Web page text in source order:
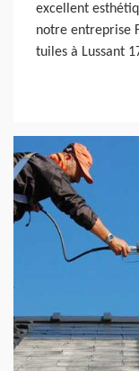
excellent
notre entreprise
tuiles à Lussant